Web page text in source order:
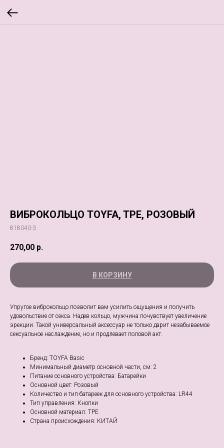
ВИБРОКОЛЬЦО TOYFA, TPE, РОЗОВЫЙ
818040-3
270,00 р.
В КОРЗИНУ
Упругое виброкольцо позволит вам усилить ощущения и получить
удовольствие от секса. Надев кольцо, мужчина почувствует увеличение
эрекции. Такой универсальный аксессуар не только дарит незабываемое
сексуальное наслаждение, но и продлевает половой акт.
Бренд: TOYFA Basic
Минимальный диаметр основной части, см: 2
Питание основного устройства: Батарейки
Основной цвет: Розовый
Количество и тип батареек для основного устройства: LR44
Тип управления: Кнопки
Основной материал: TPE
Страна происхождения: КИТАЙ